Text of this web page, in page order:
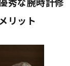
リット